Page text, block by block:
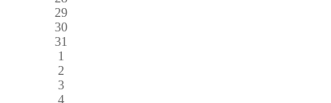
29
30
31
1
2
3
4